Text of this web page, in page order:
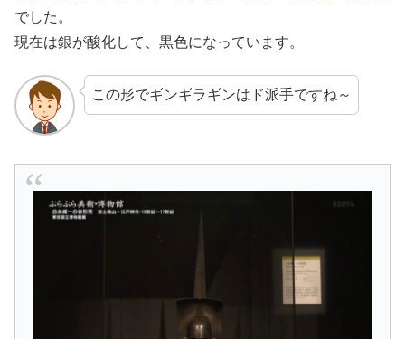
でした。
現在は銀が酸化して、黒色になっています。
この形でギンギラギンはド派手ですね～